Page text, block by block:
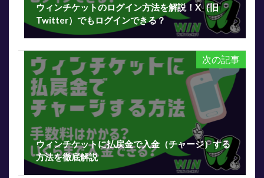
ウィンチケットのログイン方法を解説！X（旧
Twitter）でもログインできる？
次の記事
ウィンチケットに払戻金で入金（チャージ）する
方法を徹底解説